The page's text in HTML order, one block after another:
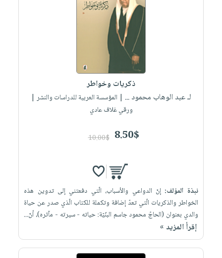
ذكريات وخواطر
لـ عبد الوهاب محمود ... | المؤسسة العربية للدراسات والنشر |
ورقي غلاف عادي
8.50$
10.00$
نبذة المؤلف:إنّ الدواعي والأسباب، الّتي دفعتني إلى تدوين هذه
الخواطر والذكريات الّتي تعدّ إضافة وتكملة للكتاب الّذي صدر عن حياة
والدي بعنوان (الحاجّ محمود جاسم البنّيّة: حياته - سيرته - مآثره)، أنّ...
إقرأ المزيد »